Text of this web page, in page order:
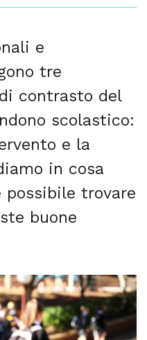
e
tre
contrasto del
scolastico:
e la
in cosa
possibile trovare
buone